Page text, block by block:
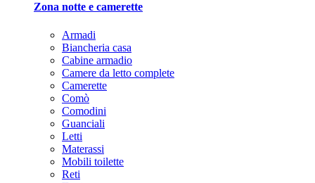
Zona notte e camerette
Armadi
Biancheria casa
Cabine armadio
Camere da letto complete
Camerette
Comò
Comodini
Guanciali
Letti
Materassi
Mobili toilette
Reti